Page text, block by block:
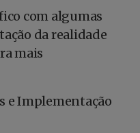
com algumas
da realidade
mais